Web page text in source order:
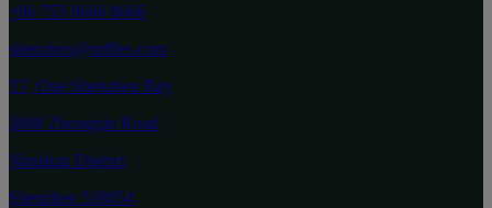
+86 755 8666 8666
shenzhen@raffles.com
T7, One Shenzhen Bay
3008 Zhongxin Road
Nanshan District
Shenzhen 518054